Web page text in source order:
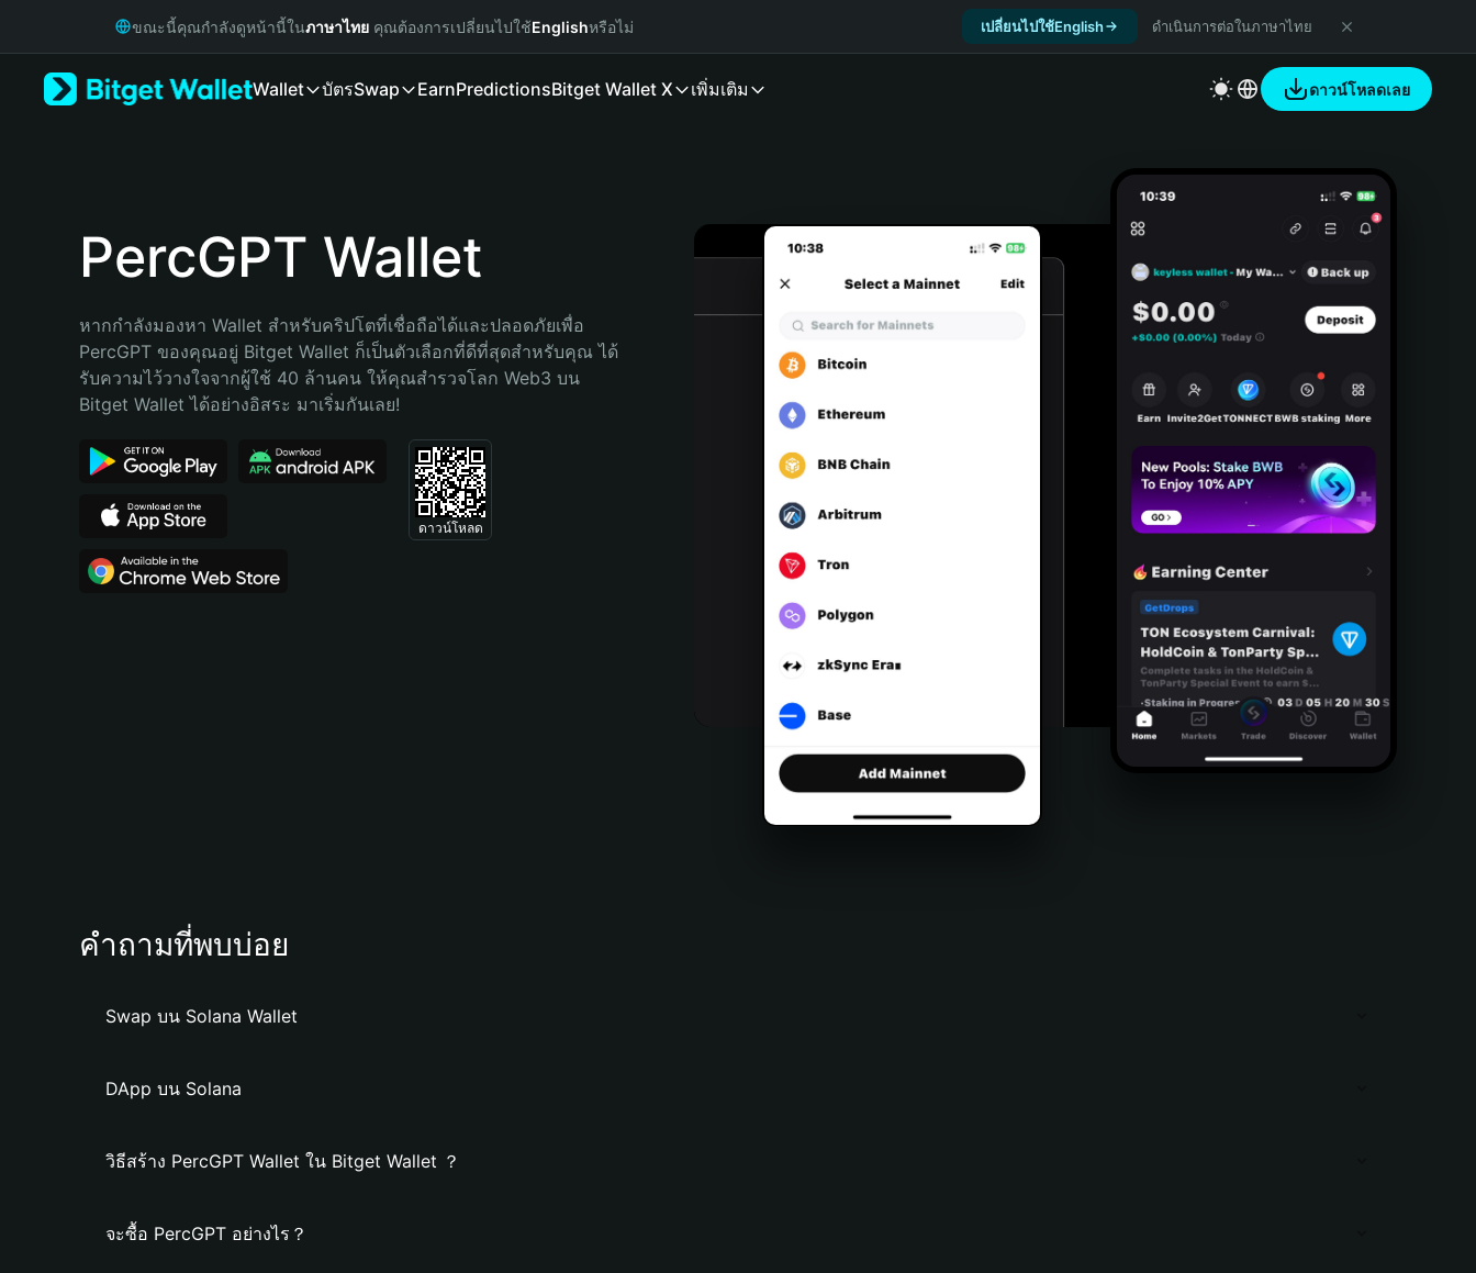
Русский
Bahasa Indonesia
Português (Brasil)
ขณะนี้คุณกำลังดูหน้านี้ในภาษาไทย คุณต้องการเปลี่ยนไปใช้Englishหรือไม่ เปลี่ยนไปใช้English ดำเนินการต่อในภาษาไทย
Wallet บัตรSwap EarnPredictionsBitget Wallet X เพิ่มเติม ดาวน์โหลดเลย
PercGPT Wallet
หากกำลังมองหา Wallet สำหรับคริปโตที่เชื่อถือได้และปลอดภัยเพื่อ
PercGPT ของคุณอยู่ Bitget Wallet ก็เป็นตัวเลือกที่ดีที่สุดสำหรับคุณ ได้
รับความไว้วางใจจากผู้ใช้ 40 ล้านคน ให้คุณสำรวจโลก Web3 บน
Bitget Wallet ได้อย่างอิสระ มาเริ่มกันเลย!
ดาวน์โหลด
คำถามที่พบบ่อย
Swap บน Solana Wallet
DApp บน Solana
วิธีสร้าง PercGPT Wallet ใน Bitget Wallet ？
จะซื้อ PercGPT อย่างไร？